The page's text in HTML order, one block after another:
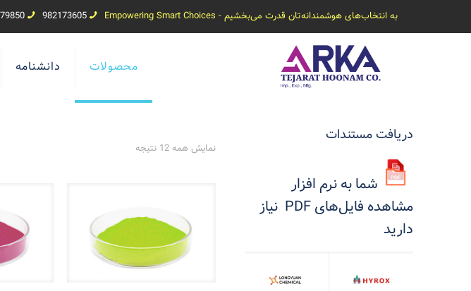
به انتخاب‌های هوشمندانه‌تان قدرت می‌بخشیم - Empowering Smart Choices 982173605
محصولات دانشنامه
نمایش همه 12 نتیجه
مرتب‌سازی
دریافت مستندات
شما به نرم افزار
مشاهده فایل‌های PDF نیاز
دارید